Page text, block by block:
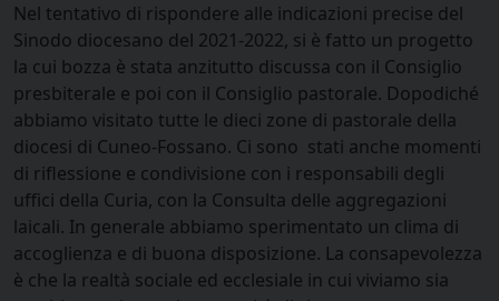
Nel tentativo di rispondere alle indicazioni precise del
Sinodo diocesano del 2021-2022, si è fatto un progetto
la cui bozza è stata anzitutto discussa con il Consiglio
presbiterale e poi con il Consiglio pastorale. Dopodiché
abbiamo visitato tutte le dieci zone di pastorale della
diocesi di Cuneo-Fossano. Ci sono stati anche momenti
di riflessione e condivisione con i responsabili degli
uffici della Curia, con la Consulta delle aggregazioni
laicali. In generale abbiamo sperimentato un clima di
accoglienza e di buona disposizione. La consapevolezza
è che la realtà sociale ed ecclesiale in cui viviamo sia